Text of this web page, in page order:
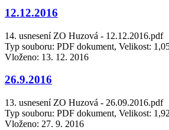
12.12.2016
14. usnesení ZO Huzová - 12.12.2016.pdf
Typ souboru: PDF dokument, Velikost:
Vloženo: 13. 12. 2016
26.9.2016
13. usnesení ZO Huzová - 26.09.2016.pdf
Typ souboru: PDF dokument, Velikost:
Vloženo: 27. 9. 2016